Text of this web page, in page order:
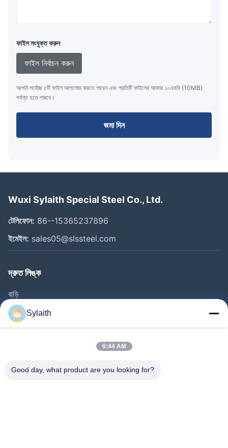
ফাইল সংযুক্ত করুন
ফাইল নির্বাচন করুন
আপনি সর্বোচ্চ ৫টি ফাইল আপলোড করতে পারেন এবং প্রতিটি ফাইলের আকার ১০এমবি (10MB)
পর্যন্ত হতে পারবে।
জমা দিন
Wuxi Sylaith Special Steel Co., Ltd.
টেলিফোন: 86--15365237896
ইমেইল: sales05@slssteel.com
দ্রুত লিঙ্ক
বাড়ি
পণ্য
ভিডিও
কারখানা ভ্রমণ
Sylaith
6:44 AM
Good day, what product are you looking for?